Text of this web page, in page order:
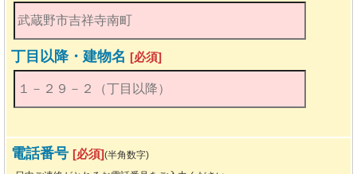
丁目以降・建物名 [必須]
電話番号 [必須](半角数字)